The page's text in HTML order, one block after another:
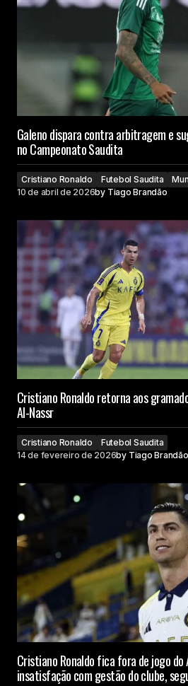
Galeno dispara contra arbitragem e
no Campeonato Saudita
Cristiano Ronaldo Futebol Saudita
10 de abril de 2026by Tiago Brandão
Cristiano Ronaldo retorna aos
Al-Nassr
Cristiano Ronaldo
Futebol Saudita
14 de fevereiro de 2026by Tiago Brandão
Cristiano Ronaldo fica fora de jogo do
insatisfação com gestão do clube,